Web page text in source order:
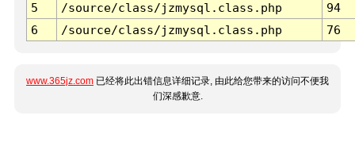
5
/source/class/jzmysql.class.php
94
6
/source/class/jzmysql.class.php 76
www.365jz.com 已经将此出错信息详细记录, 由此给您带来的访问不便我
们深感歉意.